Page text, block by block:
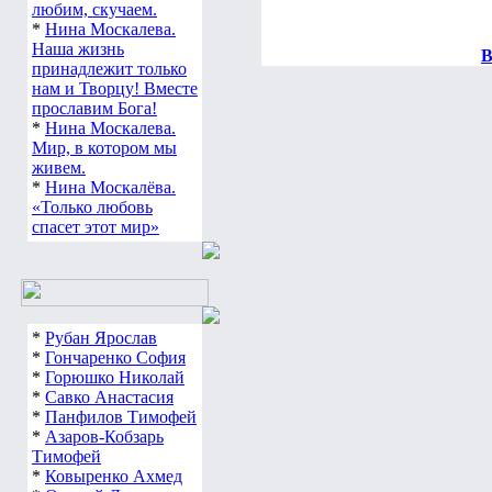
любим, скучаем.
* Нина Москалева.
Наша жизнь
принадлежит только
нам и Творцу! Вместе
прославим Бога!
* Нина Москалева.
Мир, в котором мы
живем.
* Нина Москалёва.
«Только любовь
спасет этот мир»
* Рубан Ярослав
* Гончаренко София
* Горюшко Николай
* Савко Анастасия
* Панфилов Тимофей
* Азаров-Кобзарь
Тимофей
* Ковыренко Ахмед